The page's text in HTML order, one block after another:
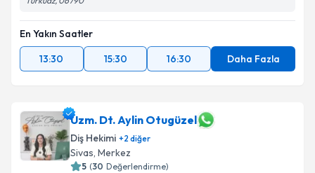
En Yakın Saatler
13:30
15:30 16:30 Daha Fazla
Uzm. Dt. Aylin Otugüzel
Diş Hekimi +2 diğer
Sivas, Merkez
5 (30 Değerlendirme)